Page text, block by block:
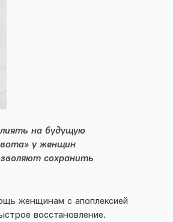
на будущую
у женщин
сохранить
женщинам с апоплексией
восстановление.